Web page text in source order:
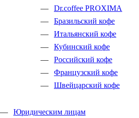
Dr.coffee PROXIMA
Бразильский кофе
Итальянский кофе
Кубинский кофе
Российский кофе
Французский кофе
Швейцарский кофе
Юридическим лицам